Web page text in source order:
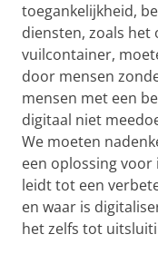
toegankelijkheid,
diensten, zoals het
vuilcontainer,
door mensen
mensen met een
digitaal niet
We moeten
een oplossing voor
leidt tot een
en waar is
het zelfs tot